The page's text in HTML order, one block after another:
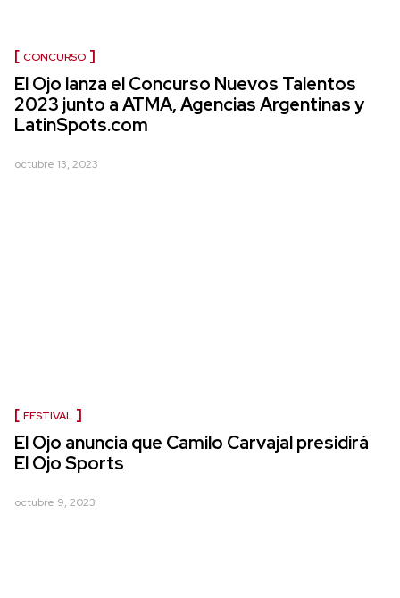
CONCURSO
El Ojo lanza el Concurso Nuevos Talentos
2023 junto a ATMA, Agencias Argentinas y
LatinSpots.com
octubre 13, 2023
FESTIVAL
El Ojo anuncia que Camilo Carvajal presidirá
El Ojo Sports
octubre 9, 2023